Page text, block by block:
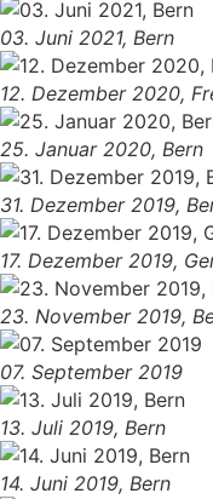
03. Juni 2021, Bern
12. Dezember 2020,
25. Januar 2020, Bern
31. Dezember 2019,
17. Dezember 2019,
23. November 2019,
07. September 2019
13. Juli 2019, Bern
14. Juni 2019, Bern